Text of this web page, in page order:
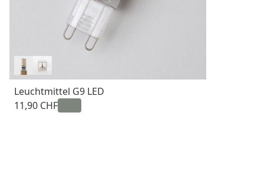
Leuchtmittel G9 LED
11,90 CHF